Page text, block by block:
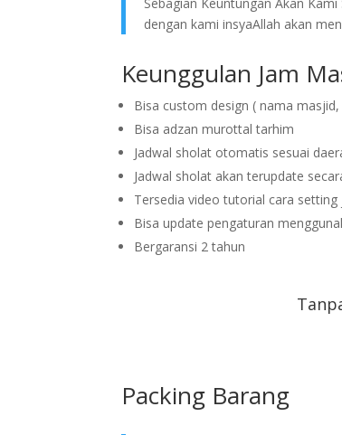
dengan kami insyaAllah akan
Keunggulan Jam
Bisa custom design ( nama
Bisa adzan murottal tarhim
Jadwal sholat otomatis sesuai
Jadwal sholat akan terupdate
Tersedia video tutorial cara
Bisa update pengaturan
Bergaransi 2 tahun
Packing Barang